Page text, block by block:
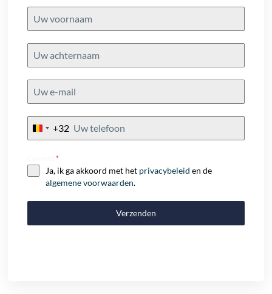
Belgium
+32
Consent*
Ja, ik ga akkoord met het privacybeleid en de
algemene voorwaarden.
Verzenden